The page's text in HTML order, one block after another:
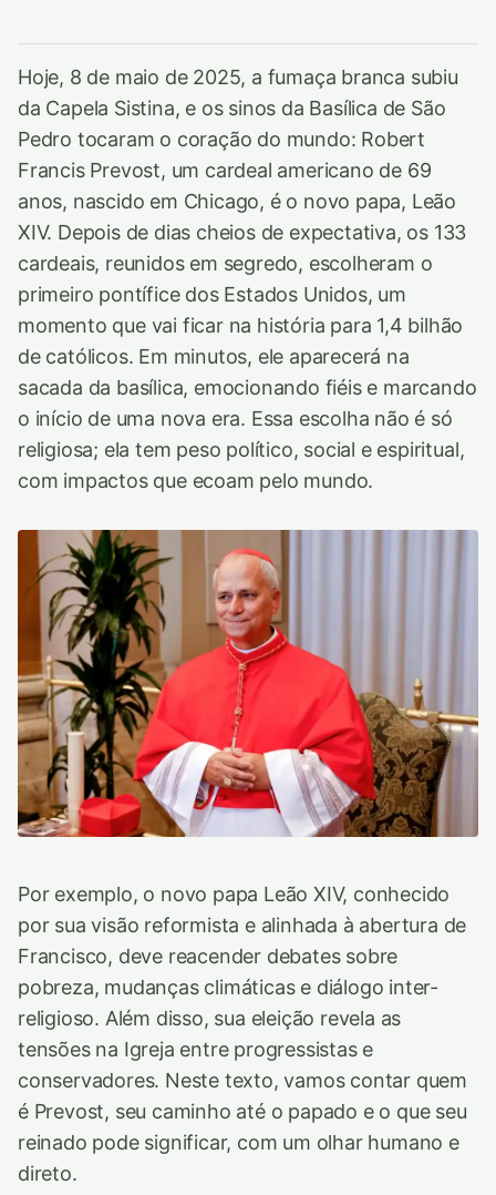
Hoje, 8 de maio de 2025, a fumaça branca subiu
da Capela Sistina, e os sinos da Basílica de São
Pedro tocaram o coração do mundo: Robert
Francis Prevost, um cardeal americano de 69
anos, nascido em Chicago, é o novo papa, Leão
XIV. Depois de dias cheios de expectativa, os 133
cardeais, reunidos em segredo, escolheram o
primeiro pontífice dos Estados Unidos, um
momento que vai ficar na história para 1,4 bilhão
de católicos. Em minutos, ele aparecerá na
sacada da basílica, emocionando fiéis e marcando
o início de uma nova era. Essa escolha não é só
religiosa; ela tem peso político, social e espiritual,
com impactos que ecoam pelo mundo.
Por exemplo, o novo papa Leão XIV, conhecido
por sua visão reformista e alinhada à abertura de
Francisco, deve reacender debates sobre
pobreza, mudanças climáticas e diálogo inter-
religioso. Além disso, sua eleição revela as
tensões na Igreja entre progressistas e
conservadores. Neste texto, vamos contar quem
é Prevost, seu caminho até o papado e o que seu
reinado pode significar, com um olhar humano e
direto.